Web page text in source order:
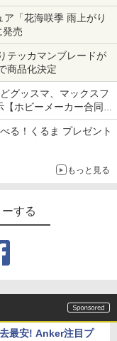
ア「花海咲季 雨上がり
発売
テッカマンブレードが
商品化決定
グッスマ、マックスフ
ホビーメーカー合同展
る！くるま プレゼント
もっと見る
する
最安! Anker注目プ